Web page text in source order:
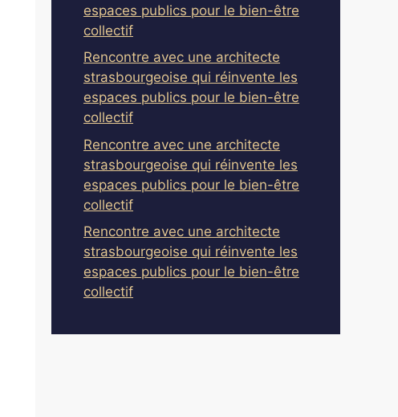
espaces publics pour le bien-être
collectif
Rencontre avec une architecte
strasbourgeoise qui réinvente les
espaces publics pour le bien-être
collectif
Rencontre avec une architecte
strasbourgeoise qui réinvente les
espaces publics pour le bien-être
collectif
Rencontre avec une architecte
strasbourgeoise qui réinvente les
espaces publics pour le bien-être
collectif